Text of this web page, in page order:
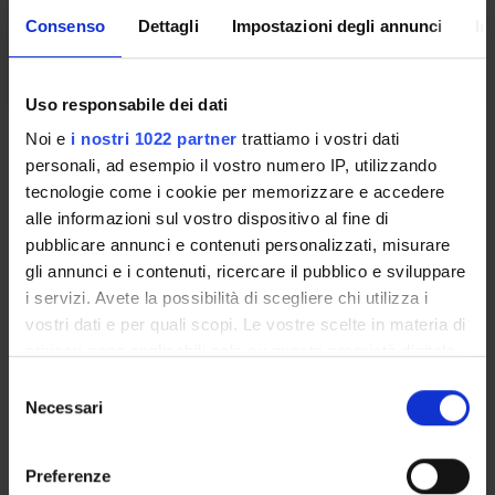
Consenso Dettagli Impostazioni degli annunci
Uso responsabile dei dati
Noi e i nostri 1022 partner trattiamo i vostri dati
personali, ad esempio il vostro numero IP, utilizzando
tecnologie come i cookie per memorizzare e accedere
alle informazioni sul vostro dispositivo al fine di
pubblicare annunci e contenuti personalizzati, misurare
gli annunci e i contenuti, ricercare il pubblico e sviluppare
i servizi. Avete la possibilità di scegliere chi utilizza i
vostri dati e per quali scopi. Le vostre scelte in materia di
modificare o revocare il proprio consenso in qualsiasi
momento dalla Dichiarazione sui cookie o facendo clic
Necessari
Preferenze
Orario Lezioni
Obiettivi di apprendimento
Al termine del corso gli studenti dovranno dimostrare di
possedere una conoscenza pratica della grammatica e del
lessico della lingua cinese contemporanea, che permetta loro
di comunicare in modo indipendente su argomenti semplici. Gli
studenti alla fine del corso avranno raggiunto un livello di
conoscenza linguistica e lessicale corrispondente ad un
certificato HSK3, ossia un livello B1 nella classificazione
Prerequisiti e nozioni di base